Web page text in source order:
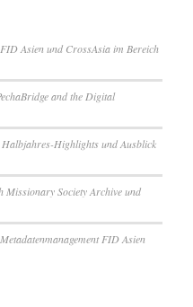
Asien und CrossAsia im Bereich
and the Digital
Highlights und Ausblick
Missionary Society Archive und
FID Asien